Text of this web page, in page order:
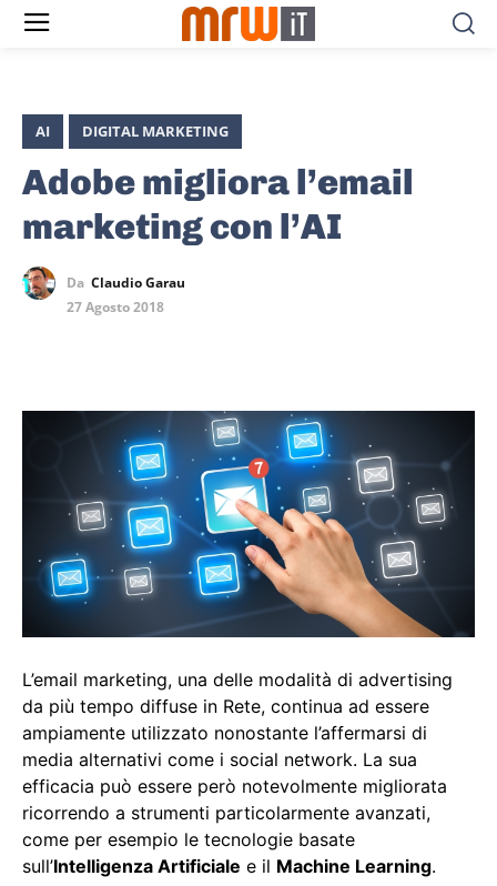
AI DIGITAL MARKETING
Adobe migliora l’email
marketing con l’AI
Da Claudio Garau
27 Agosto 2018
L’email marketing, una delle modalità di advertising
da più tempo diffuse in Rete, continua ad essere
ampiamente utilizzato nonostante l’affermarsi di
media alternativi come i social network. La sua
efficacia può essere però notevolmente migliorata
ricorrendo a strumenti particolarmente avanzati,
come per esempio le tecnologie basate
sull’Intelligenza Artificiale e il Machine Learning.